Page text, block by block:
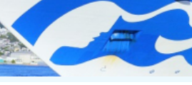
ルーズ旅行説明会のお知らせ